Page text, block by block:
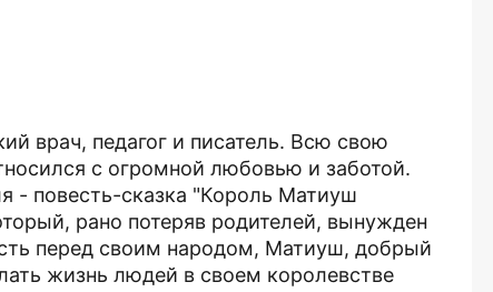
врач, педагог и писатель. Всю свою
с огромной любовью и заботой.
- повесть-сказка "Король Матиуш
рано потеряв родителей, вынужден
перед своим народом, Матиуш, добрый
жизнь людей в своем королевстве